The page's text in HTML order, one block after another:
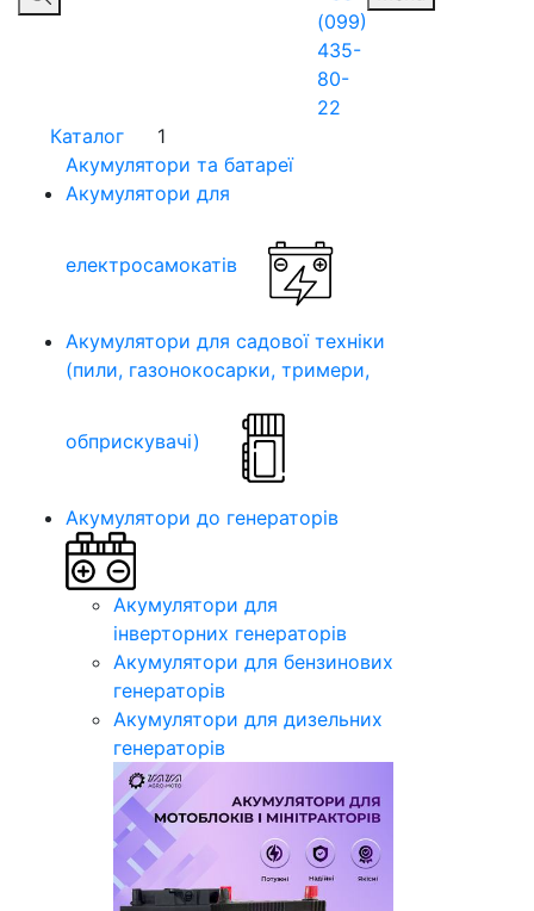
(099)
435-
80-
22
Каталог
1
Акумулятори та батареї
Акумулятори для
електросамокатів
Акумулятори для садової техніки
(пили, газонокосарки, тримери,
обприскувачі)
Акумулятори до генераторів
Акумулятори для
інверторних генераторів
Акумулятори для бензинових
генераторів
Акумулятори для дизельних
генераторів